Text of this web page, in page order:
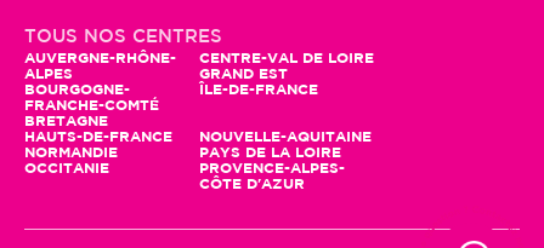
En poursuivant votre navigation, seuls
des cookies à des fins statistiques
seront utilisés. Vous pouvez profiter
d'autres fonctionnalités et nous aider à améliorer le site en
cliquant sur "Accepter"
Pour modifier vos préférences par la suite, cliquez sur le lien
'Préférences de cookies' situé dans le pied de page.
TOUS NOS CENTRES
AUVERGNE-RHÔNE-
ALPES
BOURGOGNE-
FRANCHE-COMTÉ
BRETAGNE
CENTRE-VAL DE LOIRE
GRAND EST
ÎLE-DE-FRANCE
HAUTS-DE-FRANCE
NORMANDIE
OCCITANIE
NOUVELLE-AQUITAINE
PAYS DE LA LOIRE
PROVENCE-ALPES-
CÔTE D'AZUR